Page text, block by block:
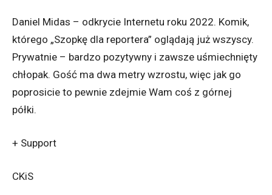
Daniel Midas – odkrycie Internetu roku 2022. Komik,
którego „Szopkę dla reportera” oglądają już wszyscy.
Prywatnie – bardzo pozytywny i zawsze uśmiechnięty
chłopak. Gość ma dwa metry wzrostu, więc jak go
poprosicie to pewnie zdejmie Wam coś z górnej
półki.
+ Support
CKiS